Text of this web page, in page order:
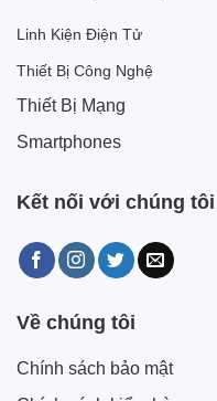
Linh Kiện Điện Tử
Thiết Bị Công Nghệ
Thiết Bị Mạng
Smartphones
Kết nối với chúng tôi
Về chúng tôi
Chính sách bảo mật